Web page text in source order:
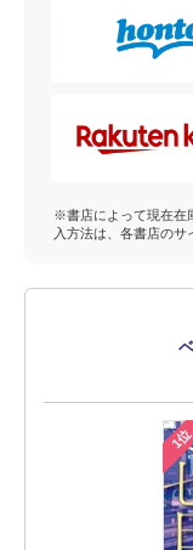
※書店によって現在在
入方法は、各書店のサ
1位